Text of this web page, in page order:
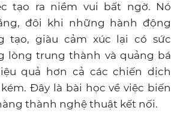
tạo ra niềm vui bất ngờ. Nó
đôi khi những hành động
tạo, giàu cảm xúc lại có sức
lòng trung thành và quảng bá
quả hơn cả các chiến dịch
Đây là bài học về việc biến
thành nghệ thuật kết nối.